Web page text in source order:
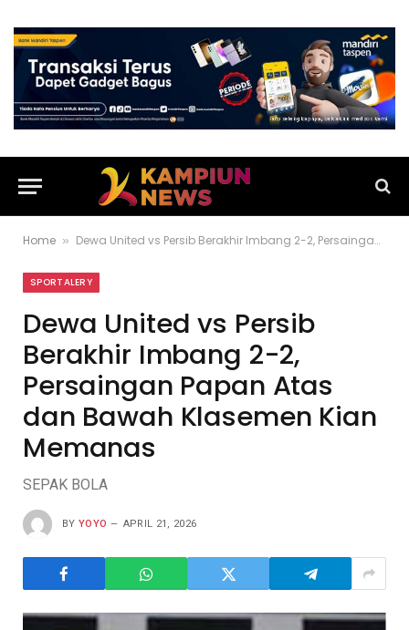
Home » Dewa United vs Persib Berakhir Imbang 2-2, Persaingan Papan Atas dan Bawah Klasemen Kian Memanas
SPORTALERY
Dewa United vs Persib
Berakhir Imbang 2-2,
Persaingan Papan Atas
dan Bawah Klasemen Kian
Memanas
SEPAK BOLA
BY YOYO APRIL 21, 2026